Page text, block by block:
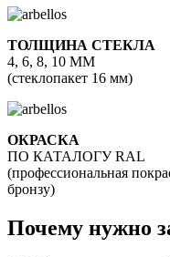
ТОЛЩИНА СТЕКЛА
4, 6, 8, 10 ММ
(стеклопакет 16 мм)
ОКРАСКА
ПО КАТАЛОГУ RAL
(профессиональная
бронзу)
Почему нужно